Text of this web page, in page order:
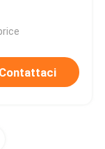
Contattaci